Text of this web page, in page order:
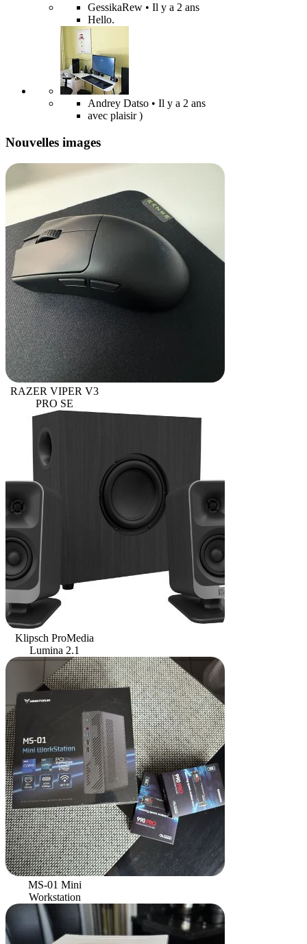
GessikaRew • Il y a 2 ans
Hello.
Andrey Datso • Il y a 2 ans
avec plaisir )
Nouvelles images
RAZER VIPER V3
PRO SE
Klipsch ProMedia
Lumina 2.1
MS-01 Mini
Workstation